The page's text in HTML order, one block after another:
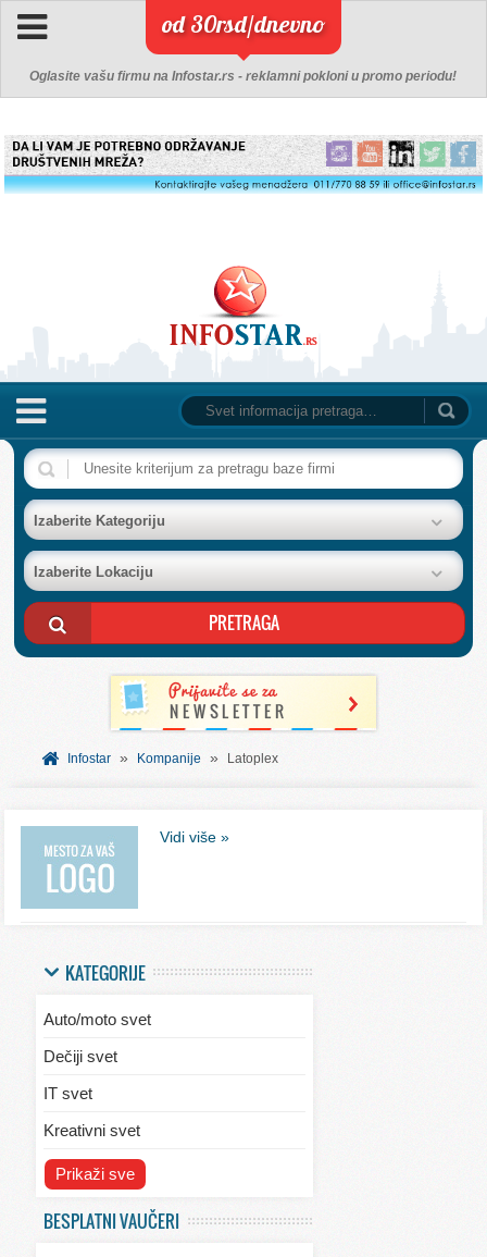
od 30rsd/dnevno
Oglasite vašu firmu na Infostar.rs - reklamni pokloni u promo periodu!
NASLOVNA
BAZA FIRMI
POSLOVNI OGLASI
AKCIJE I KATALOZI
BESPLATNI VAUČERI
SVET INFORMACIJA
Izaberite Kategoriju
Izaberite Lokaciju
Infostar » Kompanije » Latoplex
Vidi više »
KATEGORIJE
Auto/moto svet
Dečiji svet
IT svet
Kreativni svet
Svet ekologije
Prikaži sve
BESPLATNI VAUČERI